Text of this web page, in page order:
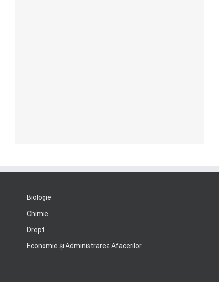
Biologie
Chimie
Drept
Economie şi Administrarea Afacerilor